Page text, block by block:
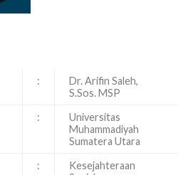
:
Dr. Arifin Saleh,
S.Sos. MSP
:
Universitas
Muhammadiyah
Sumatera Utara
:
Kesejahteraan